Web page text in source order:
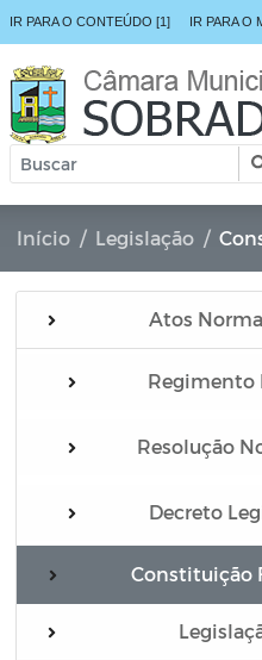
IR PARA O CONTEÚDO [1] IR PARA O
Início Legislação
Atos
Regimento
Resolução
Decreto
Constituição